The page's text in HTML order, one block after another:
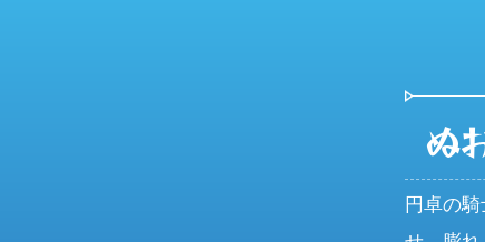
ぬ
円卓の